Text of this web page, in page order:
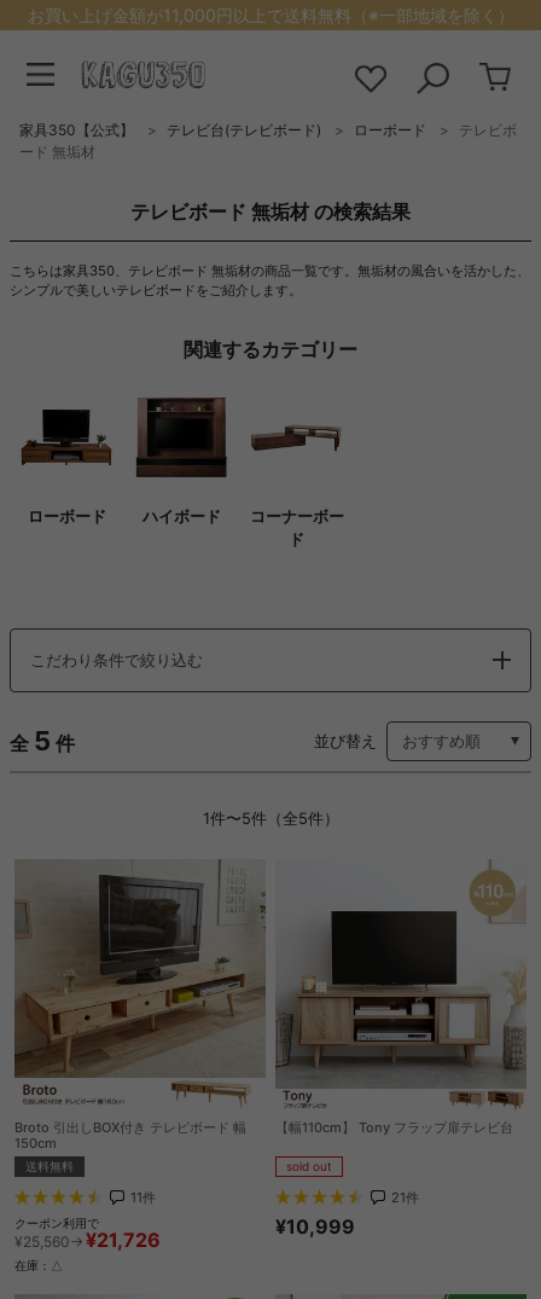
お買い上げ金額が11,000円以上で送料無料（※一部地域を除く）
家具350【公式】 テレビ台(テレビボード) ローボード
テレビボ
ード 無垢材
テレビボード 無垢材 の検索結果
こちらは家具350、テレビボード 無垢材の商品一覧です。無垢材の風合いを活かした、
シンプルで美しいテレビボードをご紹介します。
関連するカテゴリー
ローボード ハイボード
コーナーボー
ド
こだわり条件で絞り込む
全 5 件 並び替え
1件〜5件（全5件）
Broto 引出しBOX付き テレビボード 幅
150cm
送料無料
11件
クーポン利用で
¥25,560→ ¥21,726
在庫：△
【幅110cm】 Tony フラップ扉テレビ台
sold out
21件
¥10,999